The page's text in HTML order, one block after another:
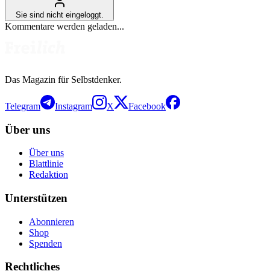
Sie sind nicht eingeloggt.
Kommentare werden geladen...
Das Magazin für Selbstdenker.
Telegram Instagram X Facebook
Über uns
Über uns
Blattlinie
Redaktion
Unterstützen
Abonnieren
Shop
Spenden
Rechtliches